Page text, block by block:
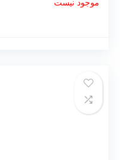
موجود نیست